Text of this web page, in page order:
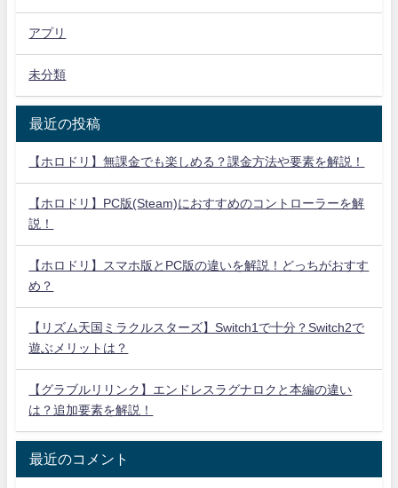
アプリ
未分類
最近の投稿
【ホロドリ】無課金でも楽しめる？課金方法や要素を解説！
【ホロドリ】PC版(Steam)におすすめのコントローラーを解
説！
【ホロドリ】スマホ版とPC版の違いを解説！どっちがおすす
め？
【リズム天国ミラクルスターズ】Switch1で十分？Switch2で
遊ぶメリットは？
【グラブルリリンク】エンドレスラグナロクと本編の違い
は？追加要素を解説！
最近のコメント